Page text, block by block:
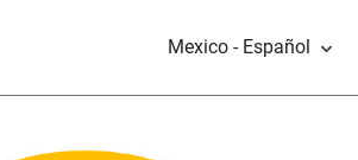
Mexico - Español